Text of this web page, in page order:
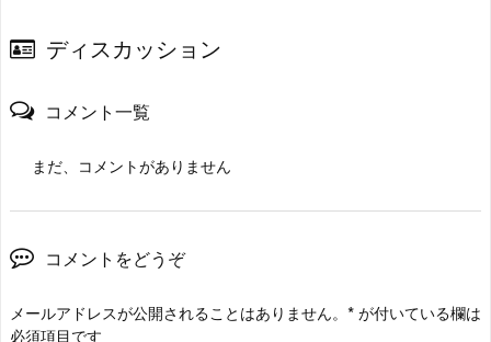
ディスカッション
コメント一覧
まだ、コメントがありません
コメントをどうぞ
メールアドレスが公開されることはありません。 * が付いている欄は
必須項目です